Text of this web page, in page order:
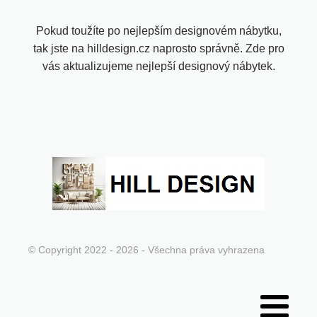
Pokud toužíte po nejlepším designovém nábytku,
tak jste na hilldesign.cz naprosto správně. Zde pro
vás aktualizujeme nejlepší designový nábytek.
© Copyright 2022 - 2026 - Všechna práva vyhrazena